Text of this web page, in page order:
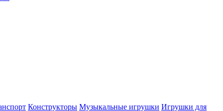
Конструкторы Музыкальные игрушки Игрушки для